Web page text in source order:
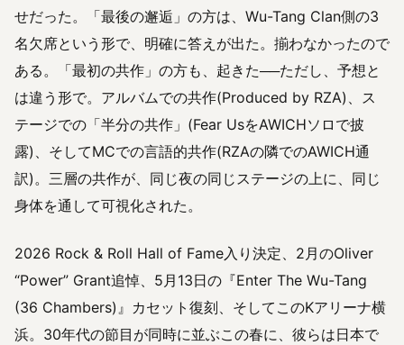
せだった。「最後の邂逅」の方は、Wu-Tang Clan側の3
名欠席という形で、明確に答えが出た。揃わなかったので
ある。「最初の共作」の方も、起きた──ただし、予想と
は違う形で。アルバムでの共作(Produced by RZA)、ス
テージでの「半分の共作」(Fear UsをAWICHソロで披
露)、そしてMCでの言語的共作(RZAの隣でのAWICH通
訳)。三層の共作が、同じ夜の同じステージの上に、同じ
身体を通して可視化された。
2026 Rock & Roll Hall of Fame入り決定、2月のOliver
“Power” Grant追悼、5月13日の『Enter The Wu-Tang
(36 Chambers)』カセット復刻、そしてこのKアリーナ横
浜。30年代の節目が同時に並ぶこの春に、彼らは日本で